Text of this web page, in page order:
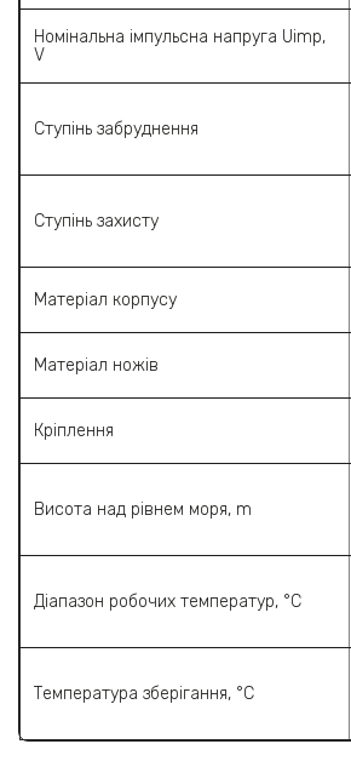
Номінальна імпульсна напруга Uimp,
V
Ступінь забруднення
Ступінь захисту
Матеріал корпусу
Матеріал ножів
Кріплення
Висота над рівнем моря, m
Діапазон робочих температур, °C
Температура зберігання, °C